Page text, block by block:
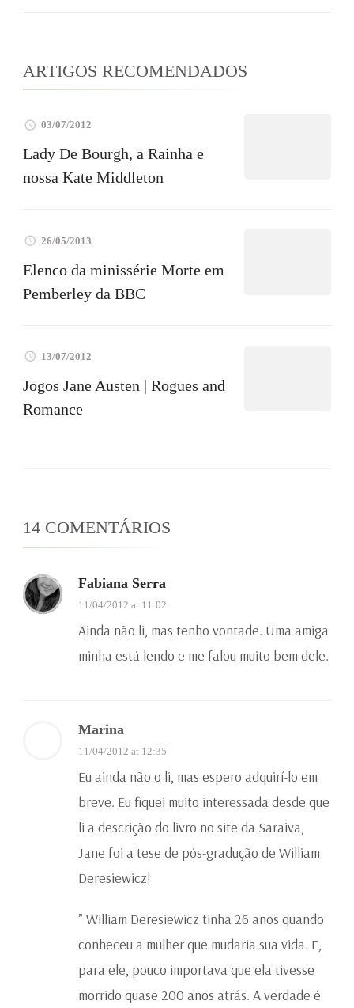
ARTIGOS RECOMENDADOS
03/07/2012
Lady De Bourgh, a Rainha e
nossa Kate Middleton
26/05/2013
Elenco da minissérie Morte em
Pemberley da BBC
13/07/2012
Jogos Jane Austen | Rogues and
Romance
14 COMENTÁRIOS
Fabiana Serra
11/04/2012 at 11:02
Ainda não li, mas tenho vontade. Uma amiga
minha está lendo e me falou muito bem dele.
Marina
11/04/2012 at 12:35
Eu ainda não o li, mas espero adquirí-lo em
breve. Eu fiquei muito interessada desde que
li a descrição do livro no site da Saraiva,
Jane foi a tese de pós-gradução de William
Deresiewicz!
” William Deresiewicz tinha 26 anos quando
conheceu a mulher que mudaria sua vida. E,
para ele, pouco importava que ela tivesse
morrido quase 200 anos atrás. A verdade é